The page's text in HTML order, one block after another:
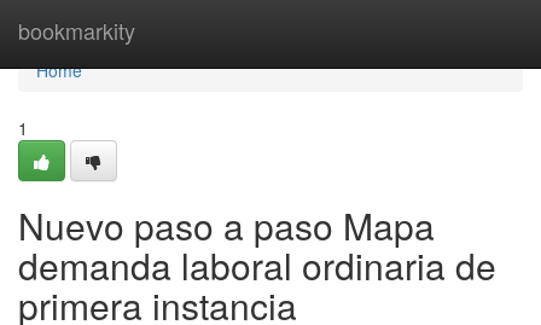
bookmarkity
Home
Home
1
Nuevo paso a paso Mapa
demanda laboral ordinaria de
primera instancia